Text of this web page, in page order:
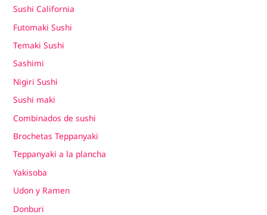
Sushi California
Futomaki Sushi
Temaki Sushi
Sashimi
Nigiri Sushi
Sushi maki
Combinados de sushi
Brochetas Teppanyaki
Teppanyaki a la plancha
Yakisoba
Udon y Ramen
Donburi